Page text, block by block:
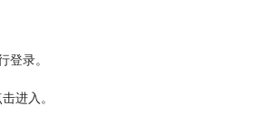
录。
进入。